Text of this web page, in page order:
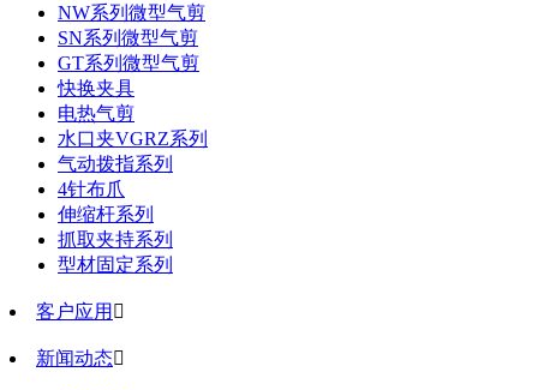
NW系列微型气剪
SN系列微型气剪
GT系列微型气剪
快换夹具
电热气剪
水口夹VGRZ系列
气动拨指系列
4针布爪
伸缩杆系列
抓取夹持系列
型材固定系列
客户应用 
新闻动态